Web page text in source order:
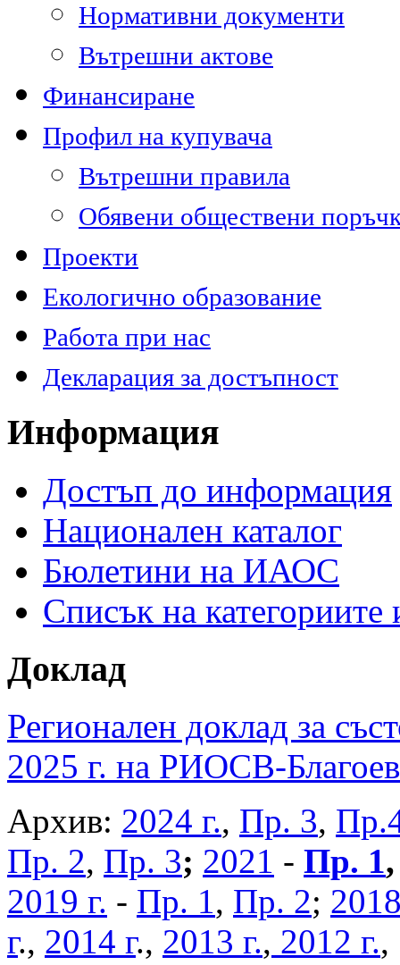
Нормативни документи
Вътрешни актове
Финансиране
Профил на купувача
Вътрешни правила
Обявени обществени
Проекти
Екологично образование
Работа при нас
Декларация за достъпност
Информация
Достъп до информация
Национален каталог
Бюлетини на ИАОС
Списък на
Доклад
Регионален доклад за
2025 г. на РИОСВ-
Архив: 2024 г., Пр. 3,
Пр. 2, Пр. 3; 2021 - Пр. 1
2019 г. - Пр. 1, Пр. 2;
г., 2014 г., 2013 г., 2012 г.